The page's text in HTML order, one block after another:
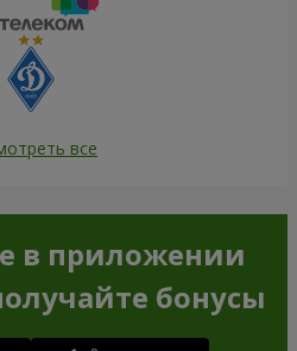
все
в приложении
бонусы